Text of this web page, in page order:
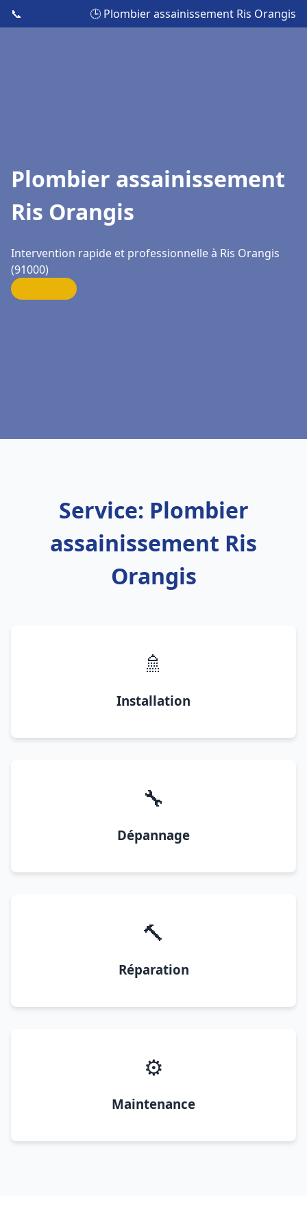
📞 🕒 Plombier assainissement Ris Orangis
Plombier assainissement
Ris Orangis
Intervention rapide et professionnelle à Ris Orangis
(91000)
Service: Plombier
assainissement Ris
Orangis
🚿
Installation
🔧
Dépannage
🔨
Réparation
⚙️
Maintenance